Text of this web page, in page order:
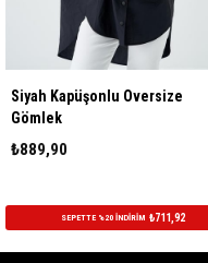
Kapüşonlu Oversize
SEPETTE %20 İNDİRİM ₺711,92